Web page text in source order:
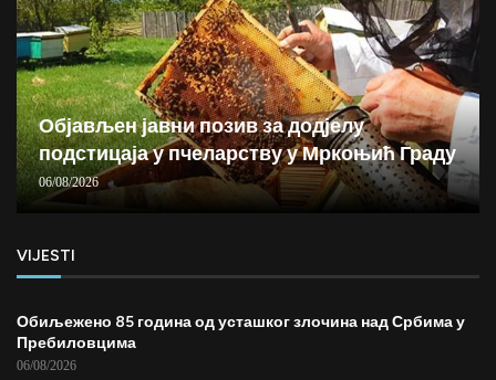
Објављен јавни позив за додјелу
подстицаја у пчеларству у Мркоњић Граду
06/08/2026
VIJESTI
Обиљежено 85 година од усташког злочина над Србима у
Пребиловцима
06/08/2026